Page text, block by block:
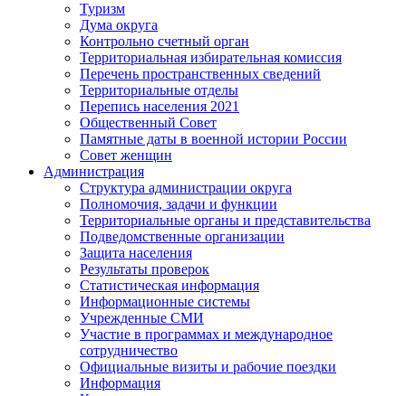
Туризм
Дума округа
Контрольно счетный орган
Территориальная избирательная комиссия
Перечень пространственных сведений
Территориальные отделы
Перепись населения 2021
Общественный Совет
Памятные даты в военной истории России
Совет женщин
Администрация
Структура администрации округа
Полномочия, задачи и функции
Территориальные органы и представительства
Подведомственные организации
Защита населения
Результаты проверок
Статистическая информация
Информационные системы
Учрежденные СМИ
Участие в программах и международное
сотрудничество
Официальные визиты и рабочие поездки
Информация